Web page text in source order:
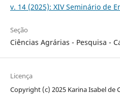
v. 14 (2025): XIV Seminário de
Seção
Ciências Agrárias - Pesquisa -
Licença
Copyright (c) 2025 Karina Isabel de